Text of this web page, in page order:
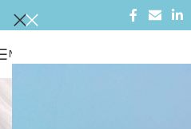
MENU
Bonnes